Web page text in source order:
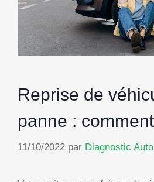
Reprise de
panne :
11/10/2022 par Diagnostic Auto